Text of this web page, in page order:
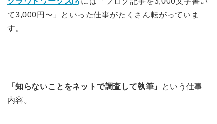
て3,000円〜」といった仕事がたくさん転がっていま
す。
「知らないことをネットで調査して執筆」
という仕事
内容。